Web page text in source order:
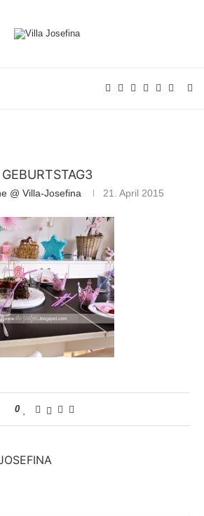
GEBURTSTAG3
@ Villa-Josefina 21. April 2015
0